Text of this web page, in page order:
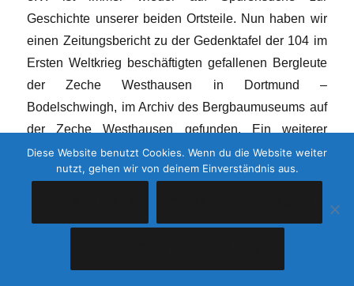
Geschichte unserer beiden Ortsteile. Nun haben wir
einen Zeitungsbericht zu der Gedenktafel der 104 im
Ersten Weltkrieg beschäftigten gefallenen Bergleute
der Zeche Westhausen in Dortmund –
Bodelschwingh, im Archiv des Bergbaumuseums auf
der Zeche Westhausen gefunden. Ein weiterer
wichtiger Mosaikstein in der Nachverfolgung zur
Geschichte des Weges der Gedenktafel. Eine
Diese Website benutzt Cookies. Wenn du die Website weiter
nutzt, gehen wir von deinem Einverständnis aus.